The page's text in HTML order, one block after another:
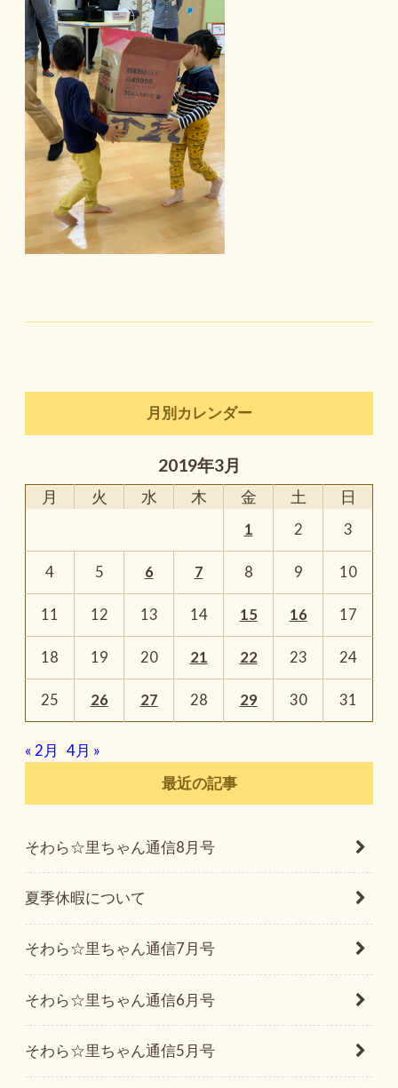
月別カレンダー
2019年3月
月 火 水 木 金 土 日
1 2 3
4 5 6 7 8 9 10
11 12 13 14 15 16 17
18 19 20 21 22 23 24
25 26 27 28 29 30 31
« 2月 4月 »
最近の記事
そわら☆里ちゃん通信8月号
夏季休暇について
そわら☆里ちゃん通信7月号
そわら☆里ちゃん通信6月号
そわら☆里ちゃん通信5月号